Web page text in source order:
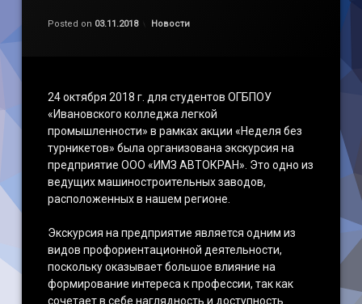
Posted on 03.11.2018
Обновлено на
by
Категории:
Новости
24 октября 2018 г. для студентов ОГБПОУ
«Ивановского колледжа легкой
промышленности» в рамках акции «Неделя без
турникетов» была организована экскурсия на
предприятие ООО «ИМЗ АВТОКРАН». Это одно из
ведущих машиностроительных заводов,
расположенных в нашем регионе.
Экскурсия на предприятие является одним из
видов профориентационной деятельности,
поскольку оказывает большое влияние на
формирование интереса к профессии, так как
сочетает в себе наглядность и доступность